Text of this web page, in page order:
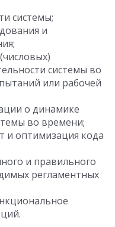
системы;
и
системы во
или рабочей
о динамике
во времени;
и оптимизация кода
и правильного
регламентных